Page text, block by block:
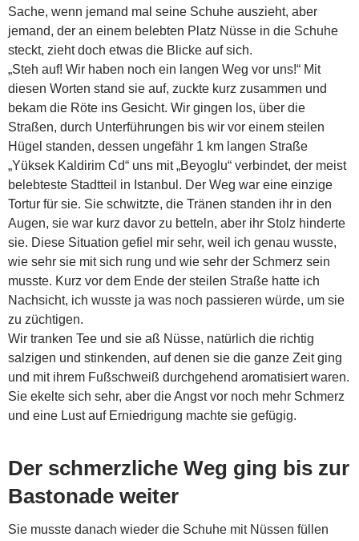
Sache, wenn jemand mal seine Schuhe auszieht, aber
jemand, der an einem belebten Platz Nüsse in die Schuhe
steckt, zieht doch etwas die Blicke auf sich.
„Steh auf! Wir haben noch ein langen Weg vor uns!“ Mit
diesen Worten stand sie auf, zuckte kurz zusammen und
bekam die Röte ins Gesicht. Wir gingen los, über die
Straßen, durch Unterführungen bis wir vor einem steilen
Hügel standen, dessen ungefähr 1 km langen Straße
„Yüksek Kaldirim Cd“ uns mit „Beyoglu“ verbindet, der meist
belebteste Stadtteil in Istanbul. Der Weg war eine einzige
Tortur für sie. Sie schwitzte, die Tränen standen ihr in den
Augen, sie war kurz davor zu betteln, aber ihr Stolz hinderte
sie. Diese Situation gefiel mir sehr, weil ich genau wusste,
wie sehr sie mit sich rung und wie sehr der Schmerz sein
musste. Kurz vor dem Ende der steilen Straße hatte ich
Nachsicht, ich wusste ja was noch passieren würde, um sie
zu züchtigen.
Wir tranken Tee und sie aß Nüsse, natürlich die richtig
salzigen und stinkenden, auf denen sie die ganze Zeit ging
und mit ihrem Fußschweiß durchgehend aromatisiert waren.
Sie ekelte sich sehr, aber die Angst vor noch mehr Schmerz
und eine Lust auf Erniedrigung machte sie gefügig.
Der schmerzliche Weg ging bis zur
Bastonade weiter
Sie musste danach wieder die Schuhe mit Nüssen füllen